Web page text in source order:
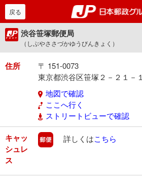
戻る
渋谷笹塚郵便局
（しぶやささづかゆうびんきょく）
住所
〒 151-0073
東京都渋谷区笹塚２－２１－１
地図で確認
ここへ行く
ストリートビューで確認
キャッ
シュレ
ス
郵便
詳しくはこちら